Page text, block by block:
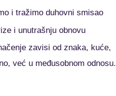
i tražimo duhovni smisao
i unutrašnju obnovu
zavisi od znaka, kuće,
već u međusobnom odnosu.